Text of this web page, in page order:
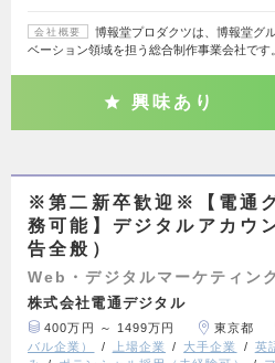
会社概要
博報堂プロダクツは、博報堂グ
ベーション領域を担う総合制作事業会社です
興味あり
※第二新卒歓迎※【電通
務可能】デジタルアカウ
告全般）
Web・デジタルマーケティン
株式会社電通デジタル
400万円 ～ 1499万円 東京都
バル企業）
上場企業 大手企業 英